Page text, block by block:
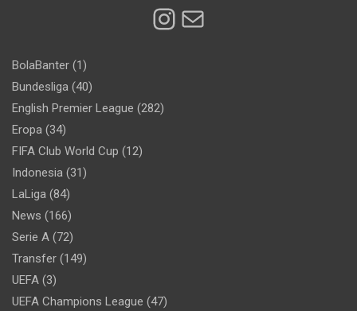
Instagram
Mail
BolaBanter (1)
Bundesliga (40)
English Premier League (282)
Eropa (34)
FIFA Club World Cup (12)
Indonesia (31)
LaLiga (84)
News (166)
Serie A (72)
Transfer (149)
UEFA (3)
UEFA Champions League (47)